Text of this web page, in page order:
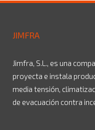
JIMFRA
Jimfra, S.L., es una
proyecta e instala
media tensión,
de evacuación contra